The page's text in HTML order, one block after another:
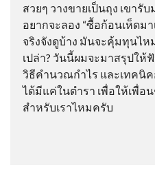
สวยๆ วางขายเป็นถุง เขารับ
อยากจะลอง “ซื้อก้อนเห็ดมา
จริงจังดูบ้าง มันจะคุ้มทุนไห
เปล่า? วันนี้ผมจะมาสรุปให้
วิธีคำนวณกำไร และเทคนิ
ได้มีแค่ในตำรา เพื่อให้เพื่อ
สำหรับเราไหมครับ